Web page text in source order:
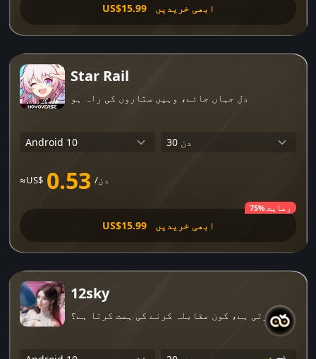
US$15.99 ابھی خریدیں
Star Rail
دل جہاں جائے، وہیں ستاروں کی راہ ہو
≈US$ 0.53 /دن
US$15.99 ابھی خریدیں
75% رعایت
12sky
رقص کرتی ہے، کون مقابلہ کرنے کی ہمت کرتا ہے؟